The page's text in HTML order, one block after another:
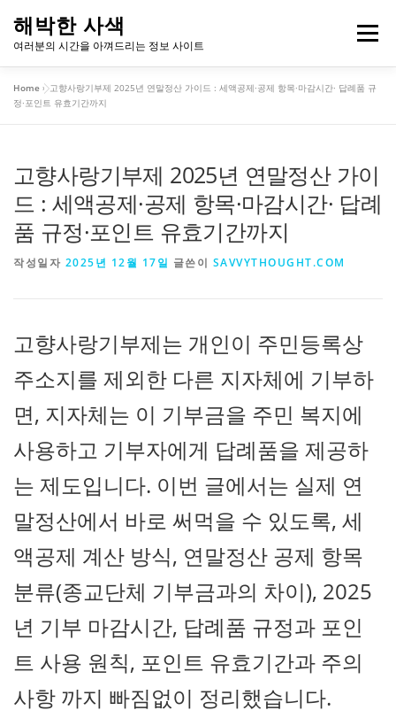
로
해박한 사색
여러분의 시간을 아껴드리는 정보 사이트
메뉴
개인정보처리방침
Home »고향사랑기부제 2025년 연말정산 가이드 : 세액공제·공제 항목·마감시간· 답례품 규
정·포인트 유효기간까지
고향사랑기부제 2025년 연말정산 가이
드 : 세액공제·공제 항목·마감시간· 답례
품 규정·포인트 유효기간까지
작성일자 2025년 12월 17일 글쓴이 SAVVYTHOUGHT.COM
고향사랑기부제는 개인이 주민등록상
주소지를 제외한 다른 지자체에 기부하
면, 지자체는 이 기부금을 주민 복지에
사용하고 기부자에게 답례품을 제공하
는 제도입니다. 이번 글에서는 실제 연
말정산에서 바로 써먹을 수 있도록, 세
액공제 계산 방식, 연말정산 공제 항목
분류(종교단체 기부금과의 차이), 2025
년 기부 마감시간, 답례품 규정과 포인
트 사용 원칙, 포인트 유효기간과 주의
사항 까지 빠짐없이 정리했습니다.